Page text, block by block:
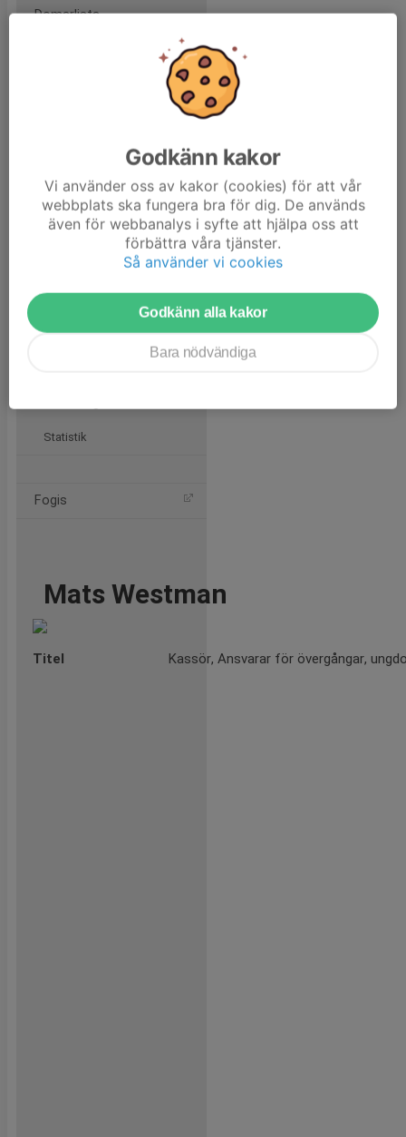
Domarlista
Hyr vårt tält!
Hyr vår klubblokal
Våra sponsorer
Om klubben
Historik
Statistik
Fogis
Mats Westman
Titel Kassör, Ansvarar för övergångar,
Godkänn kakor
Vi använder oss av kakor (cookies) för att vår
webbplats ska fungera bra för dig. De används
även för webbanalys i syfte att hjälpa oss att
förbättra våra tjänster.
Så använder vi cookies
Godkänn alla kakor
Bara nödvändiga